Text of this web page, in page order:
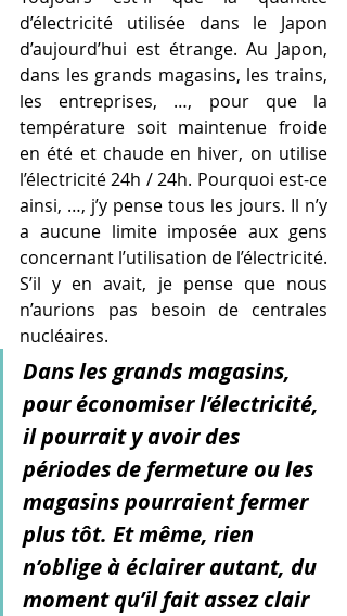
d’électricité utilisée dans le Japon
d’aujourd’hui est étrange. Au Japon,
dans les grands magasins, les trains,
les entreprises, …, pour que la
température soit maintenue froide
en été et chaude en hiver, on utilise
l’électricité 24h / 24h. Pourquoi est-ce
ainsi, …, j’y pense tous les jours. Il n’y
a aucune limite imposée aux gens
concernant l’utilisation de l’électricité.
S’il y en avait, je pense que nous
n’aurions pas besoin de centrales
nucléaires.
Dans les grands magasins,
pour économiser l’électricité,
il pourrait y avoir des
périodes de fermeture ou les
magasins pourraient fermer
plus tôt. Et même, rien
n’oblige à éclairer autant, du
moment qu’il fait assez clair